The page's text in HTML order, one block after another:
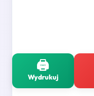
🖨️
Wydrukuj